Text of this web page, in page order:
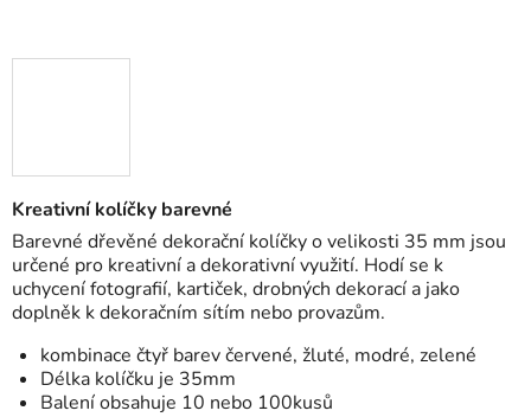
Kreativní kolíčky barevné
Barevné dřevěné dekorační kolíčky o velikosti 35 mm jsou
určené pro kreativní a dekorativní využití. Hodí se k
uchycení fotografií, kartiček, drobných dekorací a jako
doplněk k dekoračním sítím nebo provazům.
kombinace čtyř barev červené, žluté, modré, zelené
Délka kolíčku je 35mm
Balení obsahuje 10 nebo 100kusů